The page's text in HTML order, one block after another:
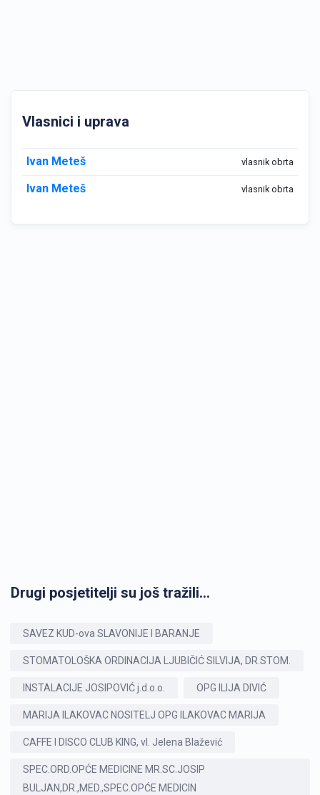
Vlasnici i uprava
Ivan Meteš vlasnik obrta
Ivan Meteš vlasnik obrta
Drugi posjetitelji su još tražili...
SAVEZ KUD-ova SLAVONIJE I BARANJE
STOMATOLOŠKA ORDINACIJA LJUBIČIĆ SILVIJA, DR.STOM.
INSTALACIJE JOSIPOVIĆ j.d.o.o. OPG ILIJA DIVIĆ
MARIJA ILAKOVAC NOSITELJ OPG ILAKOVAC MARIJA
CAFFE I DISCO CLUB KING, vl. Jelena Blažević
SPEC.ORD.OPĆE MEDICINE MR.SC.JOSIP
BULJAN,DR.,MED.,SPEC.OPĆE MEDICIN